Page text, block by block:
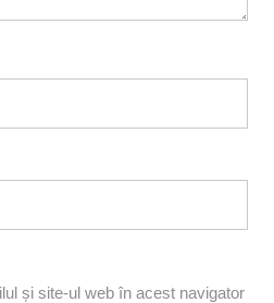
și site-ul web în acest navigator